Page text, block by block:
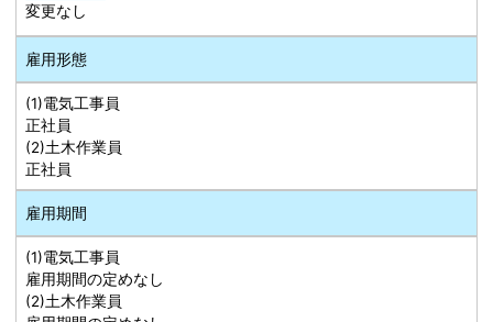
変更なし
雇用形態
(1)電気工事員
正社員
(2)土木作業員
正社員
雇用期間
(1)電気工事員
雇用期間の定めなし
(2)土木作業員